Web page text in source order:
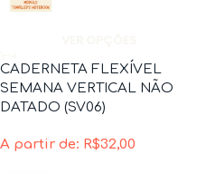
CADERNETA FLEXÍVEL
SEMANA VERTICAL NÃO
DATADO (SV06)
A partir de: R$32,00